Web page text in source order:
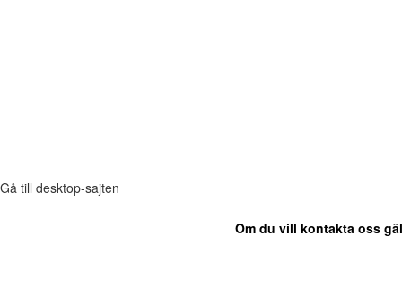
Gå till desktop-sajten
Om du vill kontakta oss